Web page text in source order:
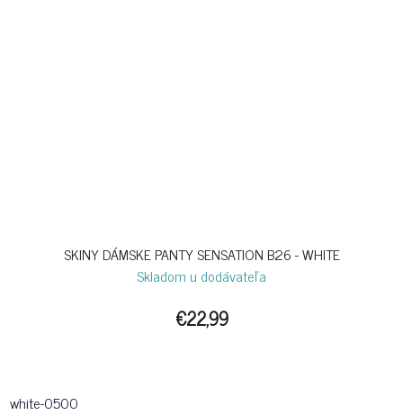
SKINY DÁMSKE PANTY SENSATION B26 - WHITE
Skladom u dodávateľa
€22,99
white-0500